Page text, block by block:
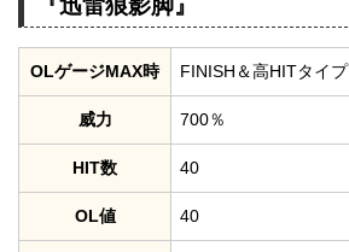
『迅雷狼影脚』
OLゲージMAX時 FINISH＆高HITタイプ
威力 700％
HIT数 40
OL値 40